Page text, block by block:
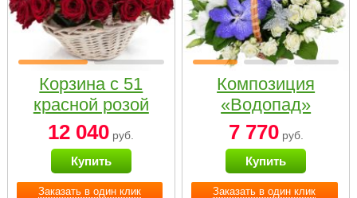
Заказать в один клик
Корзина с 51
красной розой
12 040 руб.
Купить
Заказать в один клик
Композиция
«Водопад»
7 770руб.
Купить